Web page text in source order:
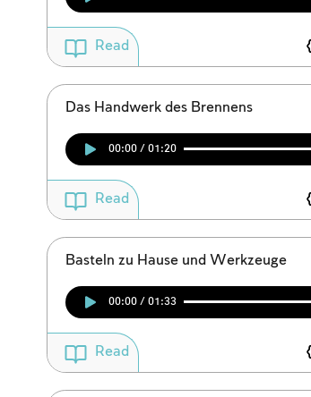
Read
Das Handwerk des Brennens
00:00 / 01:20
Read
Basteln zu Hause und Werkzeuge
00:00 / 01:33
Read